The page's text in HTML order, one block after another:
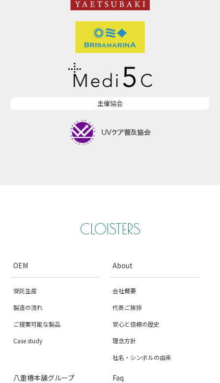
主催協会
CLOISTERS
OEM
受託生産
製造の流れ
ご提案可能な製品
Case study
About
会社概要
代表ご挨拶
安心と信頼の歴史
理念方針
社名・シンボルの由来
八重椿本舖グループ Faq